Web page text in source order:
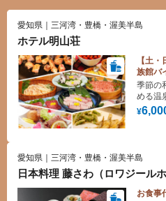
愛知県｜三河湾・豊橋・渥美半島
ホテル明山荘
【土
族館バ
¥
季節の
める温
愛知県｜三河湾・豊橋・渥美半島
日本料理 藤さわ（ロワジール
お食事